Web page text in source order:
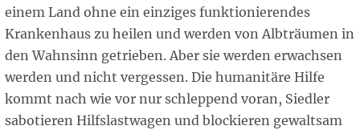
einem Land ohne ein einziges funktionierendes
Krankenhaus zu heilen und werden von Albträumen in
den Wahnsinn getrieben. Aber sie werden erwachsen
werden und nicht vergessen. Die humanitäre Hilfe
kommt nach wie vor nur schleppend voran, Siedler
sabotieren Hilfslastwagen und blockieren gewaltsam